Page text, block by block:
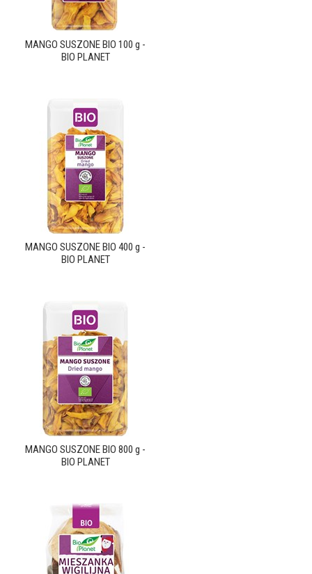
MANGO SUSZONE BIO 100 g -
BIO PLANET
MANGO SUSZONE BIO 400 g -
BIO PLANET
MANGO SUSZONE BIO 800 g -
BIO PLANET